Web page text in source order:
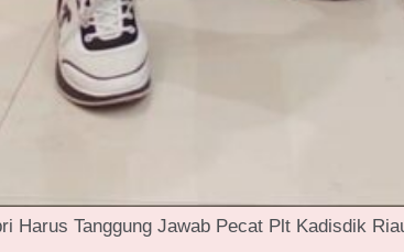
Harus Tanggung Jawab Pecat Plt Kadisdik